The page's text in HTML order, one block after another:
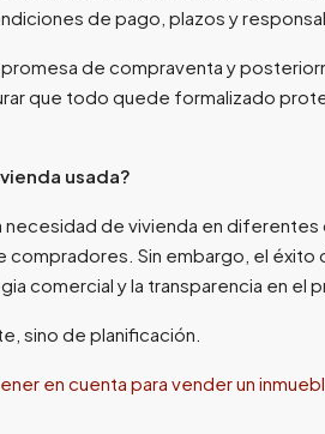
de pago, plazos y
de compraventa y
que todo quede formalizado
usada?
de vivienda en diferentes
Sin embargo, el éxito
comercial y la transparencia en el
sino de planificación.
en cuenta para vender un